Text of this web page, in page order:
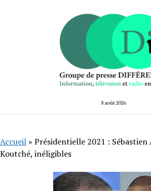
8 août 2026
Accueil » Présidentielle 2021 : Sébastien
Koutché, inéligibles